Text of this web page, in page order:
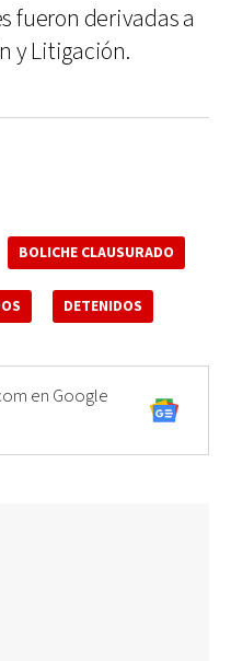
fueron derivadas a
y Litigación.
BOLICHE CLAUSURADO
DETENIDOS
en Google